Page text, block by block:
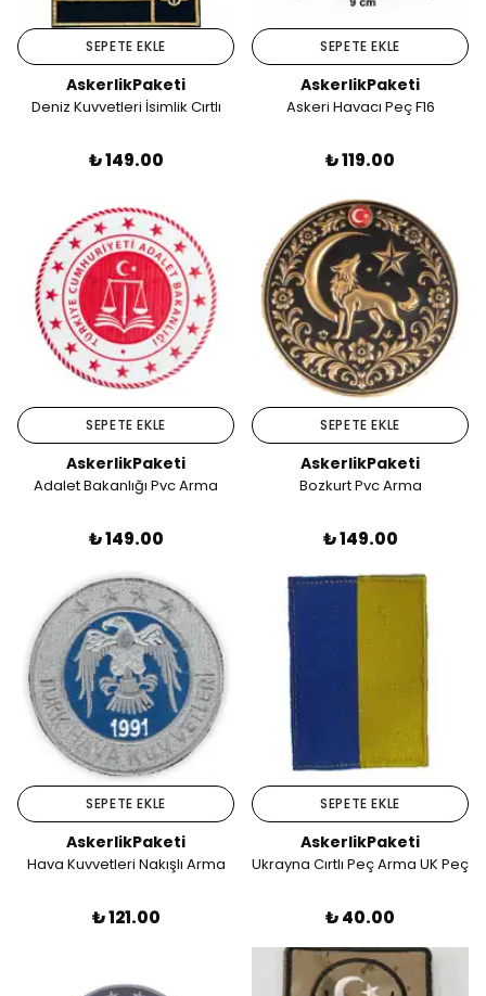
SEPETE EKLE
AskerlikPaketi
Deniz Kuvvetleri İsimlik Cırtlı
₺ 149.00
SEPETE EKLE
AskerlikPaketi
Askeri Havacı Peç F16
₺ 119.00
SEPETE EKLE
AskerlikPaketi
Adalet Bakanlığı Pvc Arma
₺ 149.00
SEPETE EKLE
AskerlikPaketi
Bozkurt Pvc Arma
₺ 149.00
SEPETE EKLE
AskerlikPaketi
Hava Kuvvetleri Nakışlı Arma
₺ 121.00
SEPETE EKLE
AskerlikPaketi
Ukrayna Cırtlı Peç Arma UK Peç
₺ 40.00